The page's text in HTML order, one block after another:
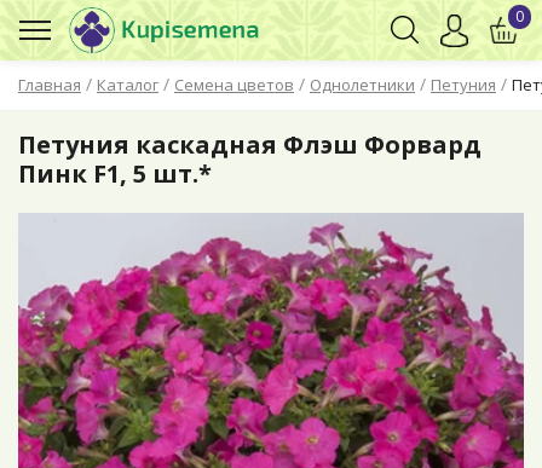
Главная / Каталог / Семена цветов / Однолетники / Петуния /
0
Петуния каскадная Флэш Форвард
Пинк F1, 5 шт.*